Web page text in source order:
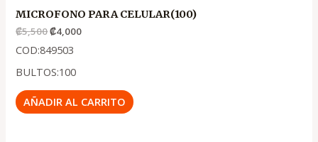
MICROFONO PARA CELULAR(100)
₡5,500₡4,000
COD:849503
BULTOS:100
AÑADIR AL CARRITO